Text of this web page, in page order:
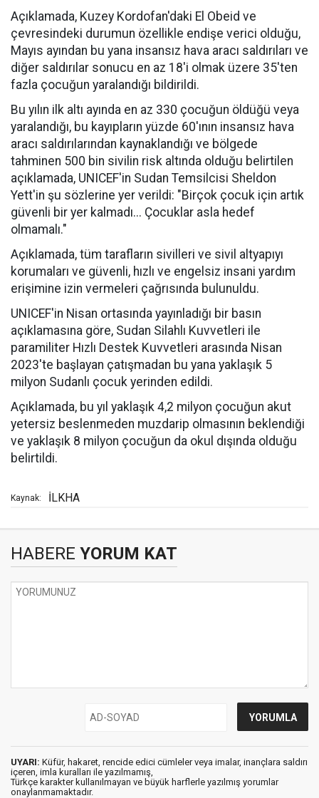
Açıklamada, Kuzey Kordofan'daki El Obeid ve
çevresindeki durumun özellikle endişe verici olduğu,
Mayıs ayından bu yana insansız hava aracı saldırıları ve
diğer saldırılar sonucu en az 18'i olmak üzere 35'ten
fazla çocuğun yaralandığı bildirildi.
Bu yılın ilk altı ayında en az 330 çocuğun öldüğü veya
yaralandığı, bu kayıpların yüzde 60'ının insansız hava
aracı saldırılarından kaynaklandığı ve bölgede
tahminen 500 bin sivilin risk altında olduğu belirtilen
açıklamada, UNICEF'in Sudan Temsilcisi Sheldon
Yett'in şu sözlerine yer verildi: "Birçok çocuk için artık
güvenli bir yer kalmadı... Çocuklar asla hedef
olmamalı."
Açıklamada, tüm tarafların sivilleri ve sivil altyapıyı
korumaları ve güvenli, hızlı ve engelsiz insani yardım
erişimine izin vermeleri çağrısında bulunuldu.
UNICEF'in Nisan ortasında yayınladığı bir basın
açıklamasına göre, Sudan Silahlı Kuvvetleri ile
paramiliter Hızlı Destek Kuvvetleri arasında Nisan
2023'te başlayan çatışmadan bu yana yaklaşık 5
milyon Sudanlı çocuk yerinden edildi.
Açıklamada, bu yıl yaklaşık 4,2 milyon çocuğun akut
yetersiz beslenmeden muzdarip olmasının beklendiği
ve yaklaşık 8 milyon çocuğun da okul dışında olduğu
belirtildi.
Kaynak: İLKHA
HABERE YORUM KAT
UYARI: Küfür, hakaret, rencide edici cümleler veya imalar, inançlara saldırı
içeren, imla kuralları ile yazılmamış,
Türkçe karakter kullanılmayan ve büyük harflerle yazılmış yorumlar
onaylanmamaktadır.